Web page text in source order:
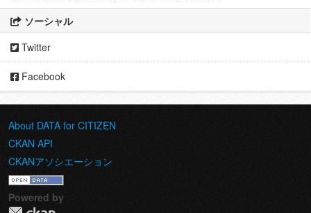
ソーシャル
Twitter
Facebook
About DATA for CITIZEN
CKAN API
CKANアソシエーション
Powered by